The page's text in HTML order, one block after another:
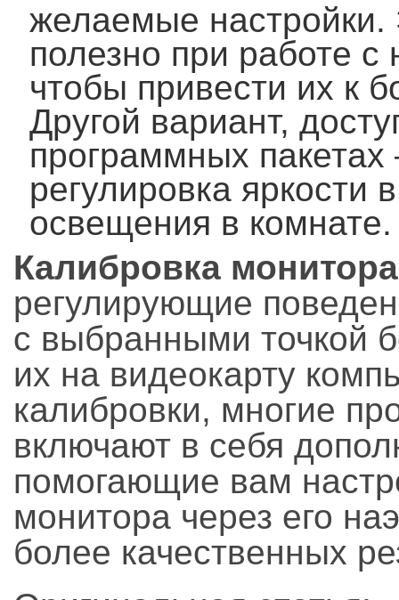
желаемые
полезно при работе
чтобы привести их к
Другой вариант,
программных пакетах
регулировка яркости
освещения в комнате.
Калибровка монитора
регулирующие
с выбранными точкой
их на видеокарту
калибровки, многие
включают в себя
помогающие вам
монитора через его
более качественных